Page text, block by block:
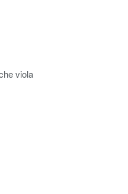
viola